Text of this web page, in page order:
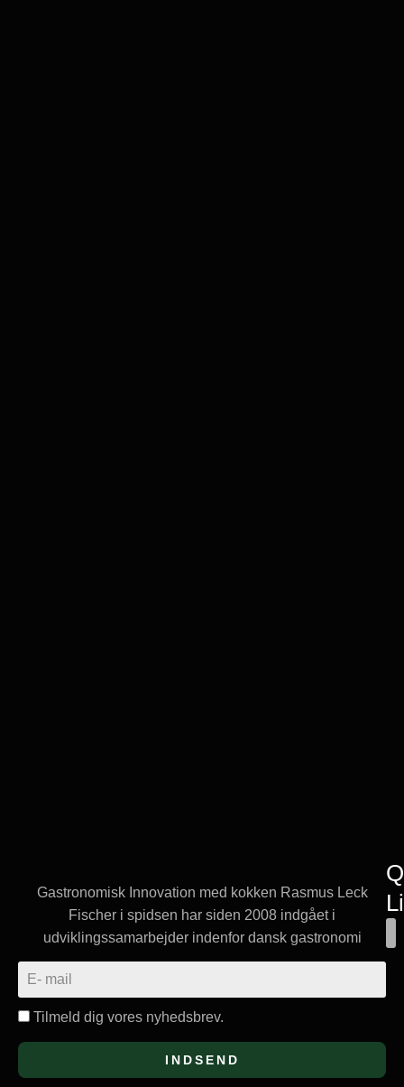
Gastronomisk Innovation med kokken Rasmus Leck
Fischer i spidsen har siden 2008 indgået i
udviklingssamarbejder indenfor dansk gastronomi
Tilmeld dig vores nyhedsbrev.
INDSEND